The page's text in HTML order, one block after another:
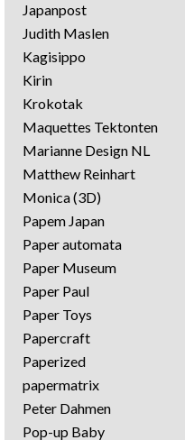
Japanpost
Judith Maslen
Kagisippo
Kirin
Krokotak
Maquettes Tektonten
Marianne Design NL
Matthew Reinhart
Monica (3D)
Papem Japan
Paper automata
Paper Museum
Paper Paul
Paper Toys
Papercraft
Paperized
papermatrix
Peter Dahmen
Pop-up Baby